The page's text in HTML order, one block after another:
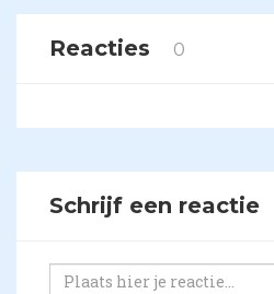
Reacties 0
Schrijf een reactie